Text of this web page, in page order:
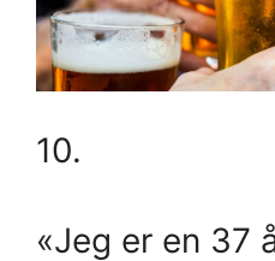
10.
«Jeg er en 37